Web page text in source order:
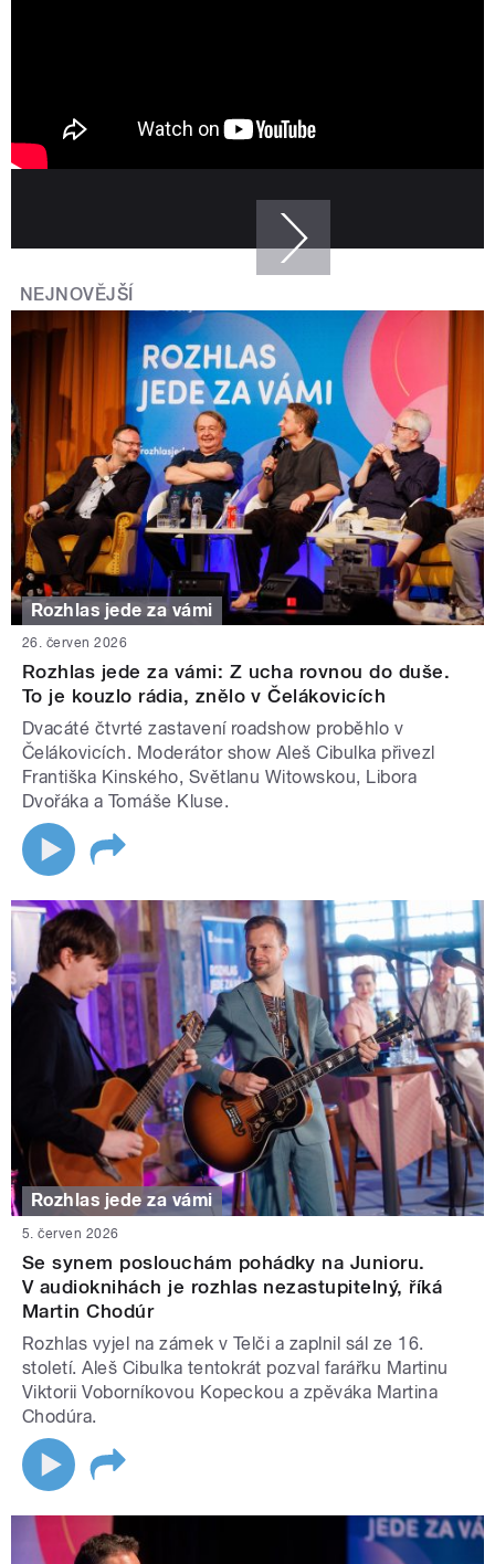
NEJNOVĚJŠÍ
Rozhlas jede za vámi
26. červen 2026
Rozhlas jede za vámi: Z ucha rovnou do duše.
To je kouzlo rádia, znělo v Čelákovicích
Dvacáté čtvrté zastavení roadshow proběhlo v
Čelákovicích. Moderátor show Aleš Cibulka přivezl
Františka Kinského, Světlanu Witowskou, Libora
Dvořáka a Tomáše Kluse.
Rozhlas jede za vámi
5. červen 2026
Se synem poslouchám pohádky na Junioru.
V audioknihách je rozhlas nezastupitelný, říká
Martin Chodúr
Rozhlas vyjel na zámek v Telči a zaplnil sál ze 16.
století. Aleš Cibulka tentokrát pozval farářku Martinu
Viktorii Voborníkovou Kopeckou a zpěváka Martina
Chodúra.